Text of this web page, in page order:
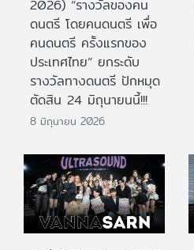
2026) “รางวัลของคน
ดนตรี โดยคนดนตรี เพื่อ
คนดนตรี ครั้งแรกของ
ประเทศไทย” ยกระดับ
รางวัลทางดนตรี ปักหมุด
ตัดสิน 24 มิถุนายนนี้!!!
8 มิถุนายน 2026